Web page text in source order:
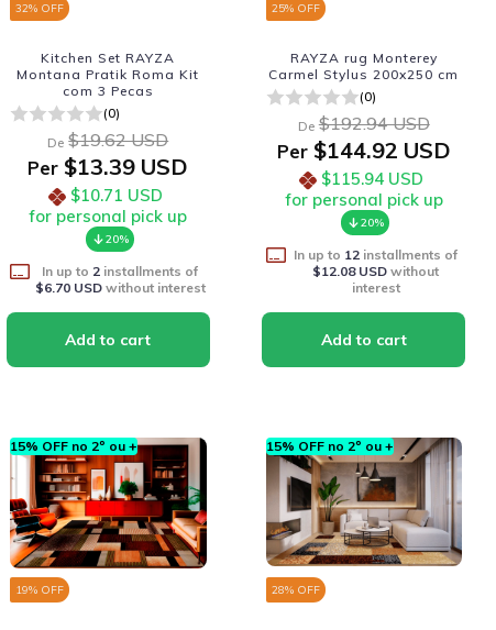
32% OFF
Kitchen Set RAYZA
Montana Pratik Roma Kit
com 3 Pecas
(0)
De $19.62 USD
Per $13.39 USD
$10.71 USD
for personal pick up
20%
In up to 2 installments of
$6.70 USDwithout interest
25% OFF
RAYZA rug Monterey
Carmel Stylus 200x250 cm
(0)
De $192.94 USD
Per$144.92 USD
$115.94 USD
for personal pick up
20%
In up to 12 installments of
$12.08 USD without
interest
15% OFF no 2º ou +
19% OFF
15% OFF no 2º ou +
28% OFF